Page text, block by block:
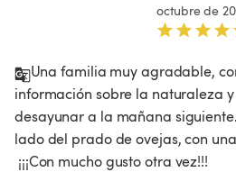
octubre de
Una familia muy agradable,
información sobre la naturaleza
desayunar a la mañana
lado del prado de ovejas, con
¡¡¡Con mucho gusto otra vez!!!